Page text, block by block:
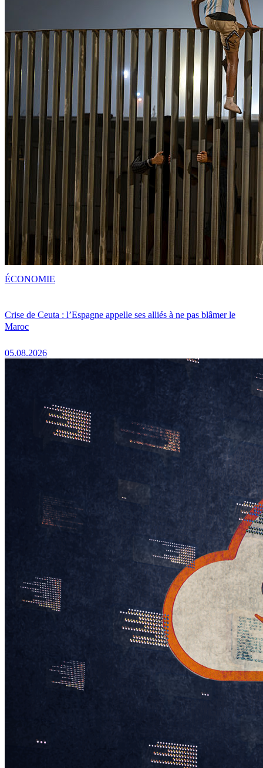
Crise de Ceuta : l’Espagne appelle ses alliés à ne pas blâmer le
Maroc
05.08.2026
ÉCONOMIE